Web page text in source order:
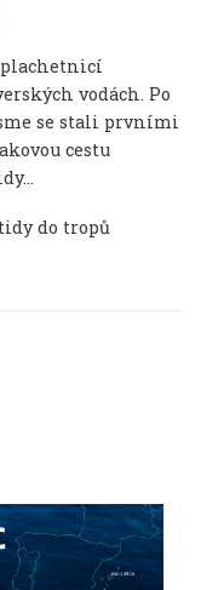
plachetnicí
vodách. Po
se stali prvními
cestu